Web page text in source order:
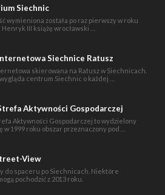
Siechnic
wymieniona została po raz pierwszy w roku
Henryk III książę wrocławski …
Siechnice Ratusz
skierowana na Ratusz w Siechnicach.
centrum Siechnic o każdej …
Aktywności Gospodarczej
Aktywności Gospodarczej to wydzielony
w 1999 roku obszar przeznaczony pod …
View
do spaceru po Siechnicach. Niektóre
pochodzić z 2013 roku.